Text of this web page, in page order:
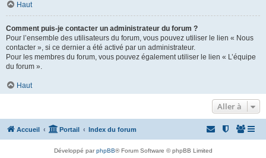
Haut
Comment puis-je contacter un administrateur du forum ?
Pour l’ensemble des utilisateurs du forum, vous pouvez utiliser le lien « Nous
contacter », si ce dernier a été activé par un administrateur.
Pour les membres du forum, vous pouvez également utiliser le lien « L’équipe
du forum ».
Haut
Aller à
Accueil Portail Index du forum
Développé parphpBB® Forum Software © phpBB Limited